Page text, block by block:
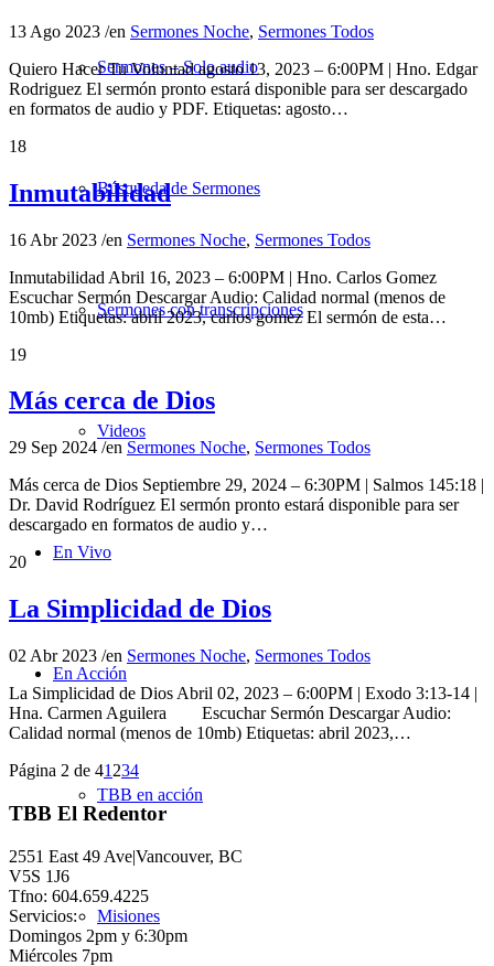
Sermones – Solo audio
Búsqueda de Sermones
Sermones con transcripciones
Videos
En Vivo
En Acción
TBB en acción
Misiones
13 Ago 2023 /en Sermones Noche, Sermones Todos
Quiero Hacer Tu Voluntad agosto 13, 2023 – 6:00PM | Hno. Edgar
Rodriguez El sermón pronto estará disponible para ser descargado
en formatos de audio y PDF. Etiquetas: agosto…
18
Inmutabilidad
16 Abr 2023 /en Sermones Noche, Sermones Todos
Inmutabilidad Abril 16, 2023 – 6:00PM | Hno. Carlos Gomez
Escuchar Sermón Descargar Audio: Calidad normal (menos de
10mb) Etiquetas: abril 2023, carlos gomez El sermón de esta…
19
Más cerca de Dios
29 Sep 2024 /en Sermones Noche, Sermones Todos
Más cerca de Dios Septiembre 29, 2024 – 6:30PM | Salmos 145:18 |
Dr. David Rodríguez El sermón pronto estará disponible para ser
descargado en formatos de audio y…
20
La Simplicidad de Dios
02 Abr 2023 /en Sermones Noche, Sermones Todos
La Simplicidad de Dios Abril 02, 2023 – 6:00PM | Exodo 3:13-14 |
Hna. Carmen Aguilera Escuchar Sermón Descargar Audio:
Calidad normal (menos de 10mb) Etiquetas: abril 2023,…
Página 2 de 41 234
TBB El Redentor
2551 East 49 Ave|Vancouver, BC
V5S 1J6
Tfno: 604.659.4225
Servicios:
Domingos 2pm y 6:30pm
Miércoles 7pm